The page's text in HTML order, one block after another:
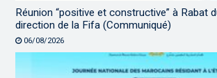
Réunion “positive et constructive” à Rabat
direction de la Fifa (Communiqué)
06/08/2026